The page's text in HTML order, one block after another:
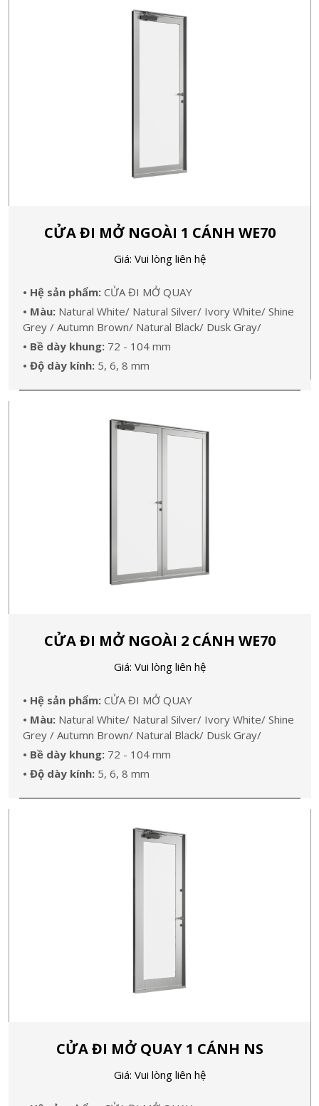
CỬA ĐI MỞ NGOÀI 1 CÁNH WE70
Giá: Vui lòng liên hệ
• Hệ sản phẩm: CỬA ĐI MỞ QUAY
• Màu:Natural White/ Natural Silver/ Ivory White/ Shine
Grey / Autumn Brown/ Natural Black/ Dusk Gray/
• Bề dày khung:72 - 104 mm
• Độ dày kính:5, 6, 8 mm
CỬA ĐI MỞ NGOÀI 2 CÁNH WE70
Giá: Vui lòng liên hệ
• Hệ sản phẩm: CỬA ĐI MỞ QUAY
• Màu:Natural White/ Natural Silver/ Ivory White/ Shine
Grey / Autumn Brown/ Natural Black/ Dusk Gray/
• Bề dày khung:72 - 104 mm
• Độ dày kính:5, 6, 8 mm
CỬA ĐI MỞ QUAY 1 CÁNH NS
Giá: Vui lòng liên hệ